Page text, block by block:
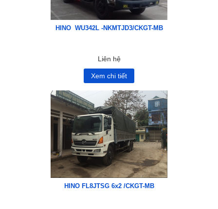
HINO WU342L -NKMTJD3/CKGT-MB
Liên hệ
Xem chi tiết
HINO FL8JTSG 6x2 /CKGT-MB